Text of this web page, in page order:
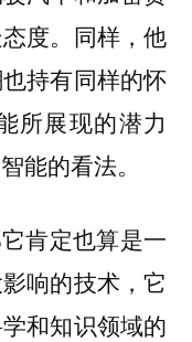
度。同样，他
持有同样的怀
所展现的潜力
能的看法。
肯定也算是一
响的技术，它
和知识领域的